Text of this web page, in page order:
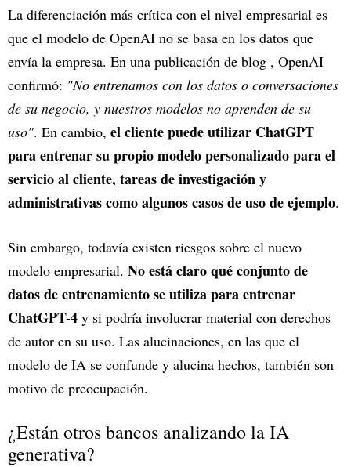
La diferenciación más crítica con el nivel empresarial es
que el modelo de OpenAI no se basa en los datos que
envía la empresa. En una publicación de blog , OpenAI
confirmó: "No entrenamos con los datos o conversaciones
de su negocio, y nuestros modelos no aprenden de su
uso". En cambio, el cliente puede utilizar ChatGPT
para entrenar su propio modelo personalizado para el
servicio al cliente, tareas de investigación y
administrativas como algunos casos de uso de ejemplo.
Sin embargo, todavía existen riesgos sobre el nuevo
modelo empresarial. No está claro qué conjunto de
datos de entrenamiento se utiliza para entrenar
ChatGPT-4 y si podría involucrar material con derechos
de autor en su uso. Las alucinaciones, en las que el
modelo de IA se confunde y alucina hechos, también son
motivo de preocupación.
¿Están otros bancos analizando la IA
generativa?